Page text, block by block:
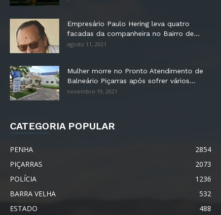
Empresário Paulo Hering leva quatro
facadas da companheira no Bairro de...
agosto 11, 2021
Mulher morre no Pronto Atendimento de
Balneário Piçarras após sofrer vários...
novembro 19, 2021
CATEGORIA POPULAR
PENHA
2854
PIÇARRAS
2073
POLÍCIA
1236
BARRA VELHA
532
ESTADO
488